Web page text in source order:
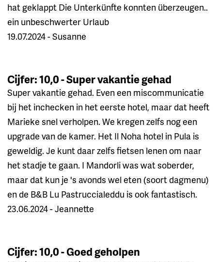
hat geklappt Die Unterkünfte konnten überzeugen..
ein unbeschwerter Urlaub
19.07.2024 - Susanne
Cijfer: 10,0 - Super vakantie gehad
Super vakantie gehad. Even een miscommunicatie
bij het inchecken in het eerste hotel, maar dat heeft
Marieke snel verholpen. We kregen zelfs nog een
upgrade van de kamer. Het Il Noha hotel in Pula is
geweldig. Je kunt daar zelfs fietsen lenen om naar
het stadje te gaan. I Mandorli was wat soberder,
maar dat kun je 's avonds wel eten (soort dagmenu)
en de B&B Lu Pastruccialeddu is ook fantastisch.
23.06.2024 - Jeannette
Cijfer: 10,0 - Goed geholpen